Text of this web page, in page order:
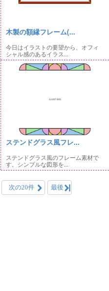
木製の額縁フレーム(...
今日はイラストの要望から、オフィ
シャル感のあるイラス...
ステンドグラス風フレ...
ステンドグラス風のフレーム素材で
す。シンプルな図形を...
次の20件 最後